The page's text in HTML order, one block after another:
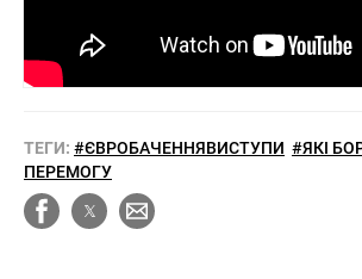
ТЕГИ: #ЄВРОБАЧЕННЯВИСТУПИ #ЯКІ
ПЕРЕМОГУ